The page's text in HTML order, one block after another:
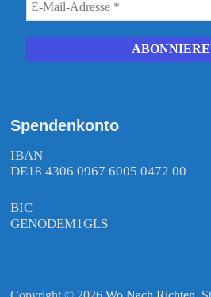
Spendenkonto
IBAN
DE18 4306 0967 6005 0472 00
BIC
GENODEM1GLS